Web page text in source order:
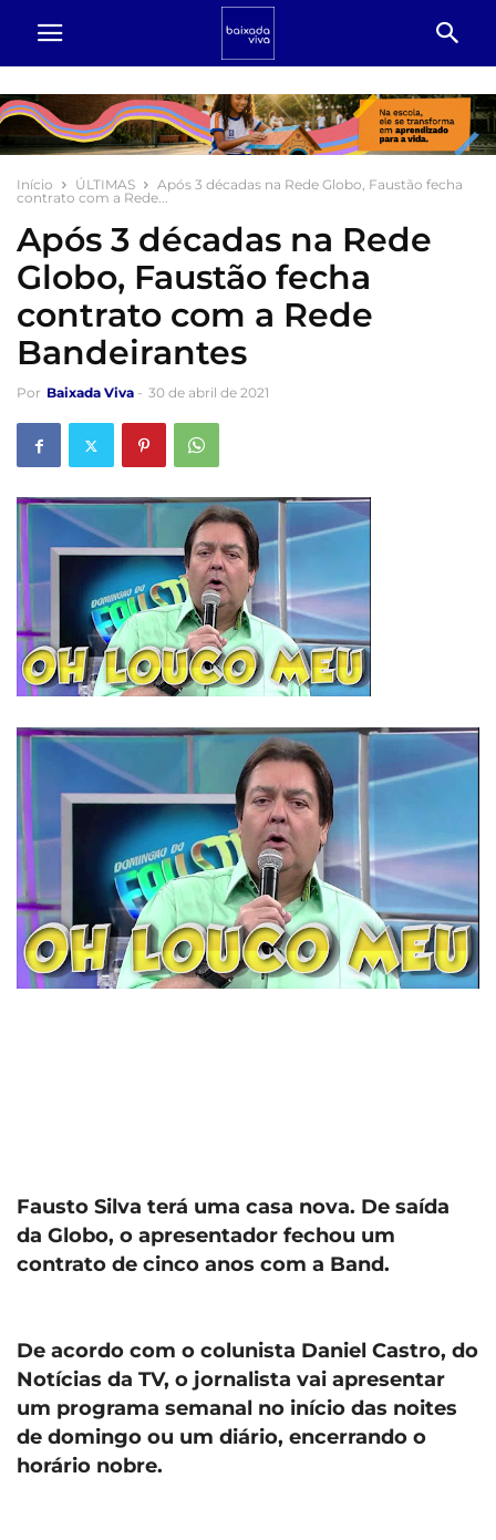
Início ÚLTIMAS
Após 3 décadas na Rede Globo, Faustão fecha
contrato com a Rede...
Após 3 décadas na Rede
Globo, Faustão fecha
contrato com a Rede
Bandeirantes
Por Baixada Viva - 30 de abril de 2021
Fausto Silva terá uma casa nova. De saída
da Globo, o apresentador fechou um
contrato de cinco anos com a Band.
De acordo com o colunista Daniel Castro, do
Notícias da TV, o jornalista vai apresentar
um programa semanal no início das noites
de domingo ou um diário, encerrando o
horário nobre.